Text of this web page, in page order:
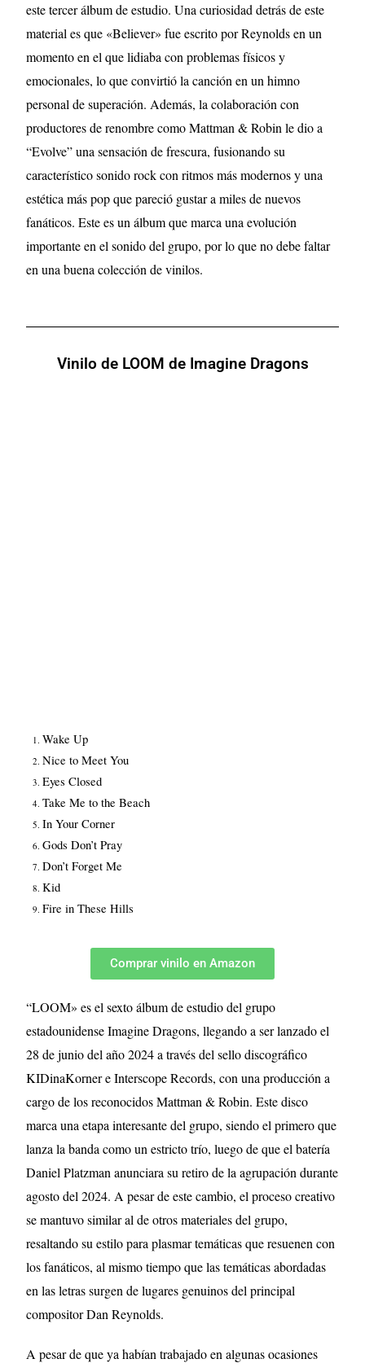
este tercer álbum de estudio. Una curiosidad detrás de este
material es que «Believer» fue escrito por Reynolds en un
momento en el que lidiaba con problemas físicos y
emocionales, lo que convirtió la canción en un himno
personal de superación. Además, la colaboración con
productores de renombre como Mattman & Robin le dio a
“Evolve” una sensación de frescura, fusionando su
característico sonido rock con ritmos más modernos y una
estética más pop que pareció gustar a miles de nuevos
fanáticos. Este es un álbum que marca una evolución
importante en el sonido del grupo, por lo que no debe faltar
en una buena colección de vinilos.
Vinilo de LOOM de Imagine Dragons
Wake Up
Nice to Meet You
Eyes Closed
Take Me to the Beach
In Your Corner
Gods Don’t Pray
Don’t Forget Me
Kid
Fire in These Hills
Comprar vinilo en Amazon
“LOOM» es el sexto álbum de estudio del grupo
estadounidense Imagine Dragons, llegando a ser lanzado el
28 de junio del año 2024 a través del sello discográfico
KIDinaKorner e Interscope Records, con una producción a
cargo de los reconocidos Mattman & Robin. Este disco
marca una etapa interesante del grupo, siendo el primero que
lanza la banda como un estricto trío, luego de que el batería
Daniel Platzman anunciara su retiro de la agrupación durante
agosto del 2024. A pesar de este cambio, el proceso creativo
se mantuvo similar al de otros materiales del grupo,
resaltando su estilo para plasmar temáticas que resuenen con
los fanáticos, al mismo tiempo que las temáticas abordadas
en las letras surgen de lugares genuinos del principal
compositor Dan Reynolds.
A pesar de que ya habían trabajado en algunas ocasiones